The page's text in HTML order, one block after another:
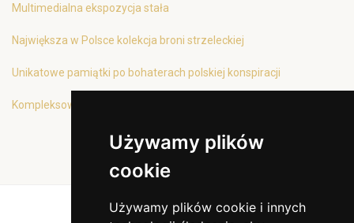
Używamy plików
cookie
Używamy plików cookie i innych
Multimedialna ekspozycja stała
Największa w Polsce kolekcja broni strzeleckiej
Unikatowe pamiątki po bohaterach polskiej konspiracji
Kompleksowa oferta edukacyjna